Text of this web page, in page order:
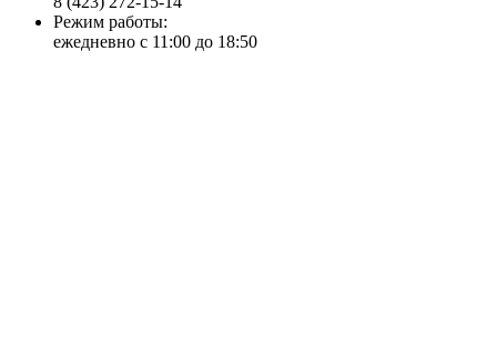
Режим работы:
ежедневно с 11:00 до 18:50